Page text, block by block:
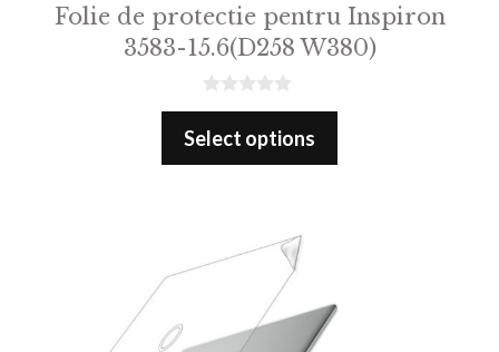
Folie de protectie pentru Inspiron
3583-15.6(D258 W380)
0
u
Select options